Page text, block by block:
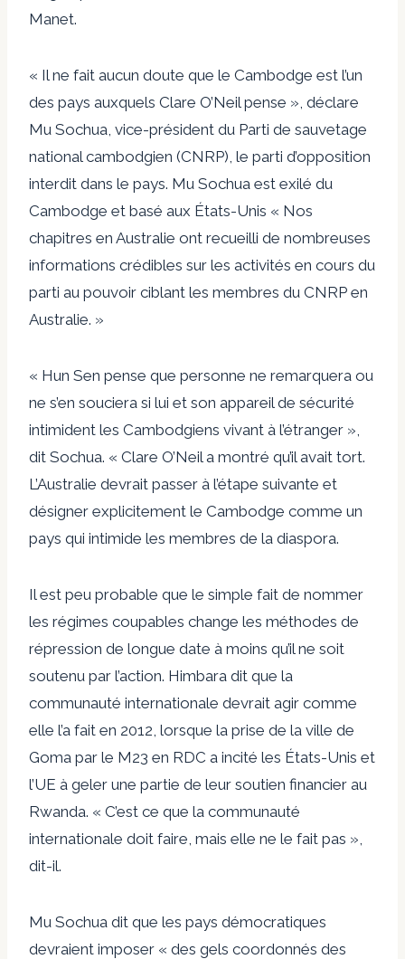
Manet.
« Il ne fait aucun doute que le Cambodge est l’un
des pays auxquels Clare O’Neil pense », déclare
Mu Sochua, vice-président du Parti de sauvetage
national cambodgien (CNRP), le parti d’opposition
interdit dans le pays. Mu Sochua est exilé du
Cambodge et basé aux États-Unis « Nos
chapitres en Australie ont recueilli de nombreuses
informations crédibles sur les activités en cours du
parti au pouvoir ciblant les membres du CNRP en
Australie. »
« Hun Sen pense que personne ne remarquera ou
ne s’en souciera si lui et son appareil de sécurité
intimident les Cambodgiens vivant à l’étranger »,
dit Sochua. « Clare O’Neil a montré qu’il avait tort.
L’Australie devrait passer à l’étape suivante et
désigner explicitement le Cambodge comme un
pays qui intimide les membres de la diaspora.
Il est peu probable que le simple fait de nommer
les régimes coupables change les méthodes de
répression de longue date à moins qu’il ne soit
soutenu par l’action. Himbara dit que la
communauté internationale devrait agir comme
elle l’a fait en 2012, lorsque la prise de la ville de
Goma par le M23 en RDC a incité les États-Unis et
l’UE à geler une partie de leur soutien financier au
Rwanda. « C’est ce que la communauté
internationale doit faire, mais elle ne le fait pas »,
dit-il.
Mu Sochua dit que les pays démocratiques
devraient imposer « des gels coordonnés des